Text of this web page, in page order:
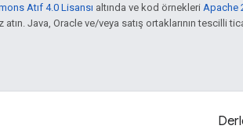
Atıf 4.0 Lisansı altında ve kod örnekleri Apache
atın. Java, Oracle ve/veya satış ortaklarının tescilli